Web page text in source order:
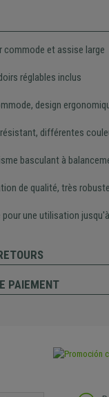
commode et assise large
réglables inclus
design
résistant, différentes
basculant à
de qualité, très robuste
pour une utilisation
PAIEMENT